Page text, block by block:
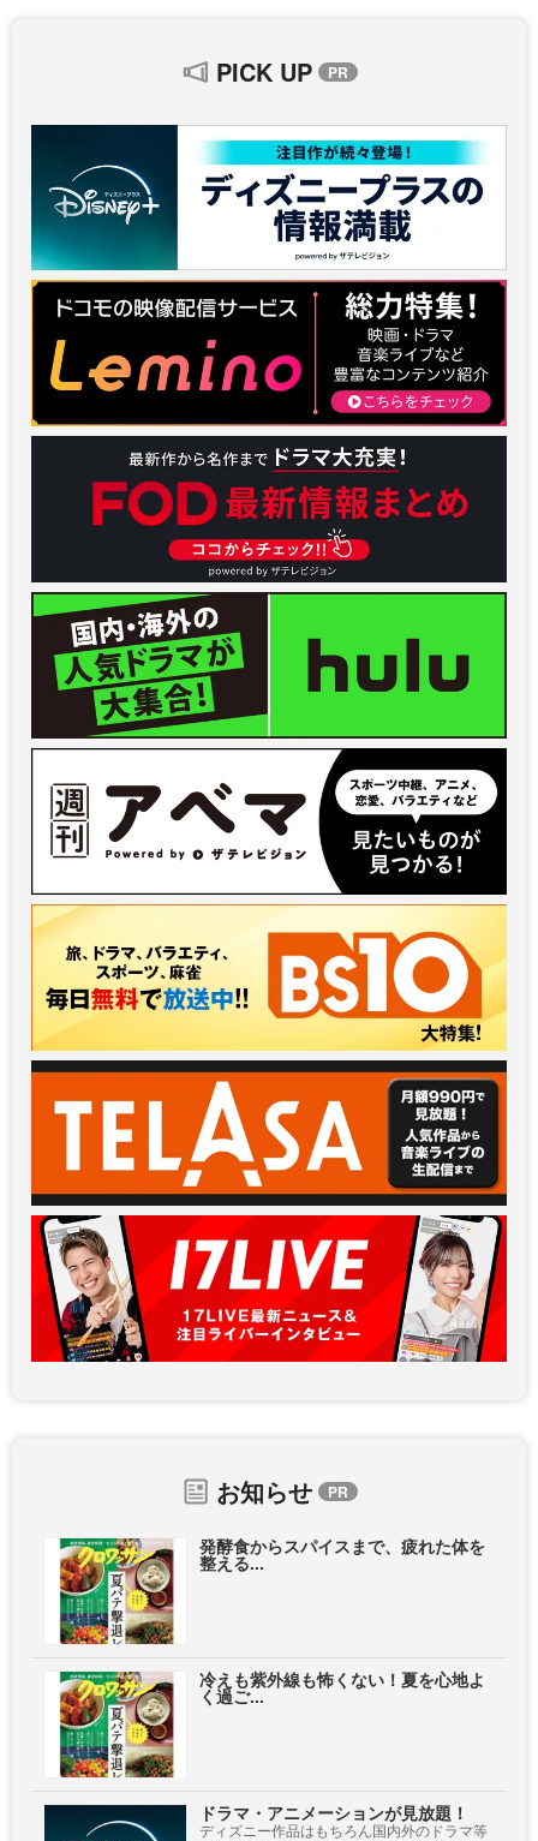
PICK UP
お知らせ
発酵食からスパイスまで、疲れた体を
整える...
冷えも紫外線も怖くない！夏を心地よ
く過ご...
ドラマ・アニメーションが見放題！
ディズニー作品はもちろん国内外のドラマ等